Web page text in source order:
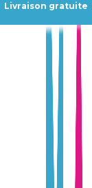
Livraison gratuite